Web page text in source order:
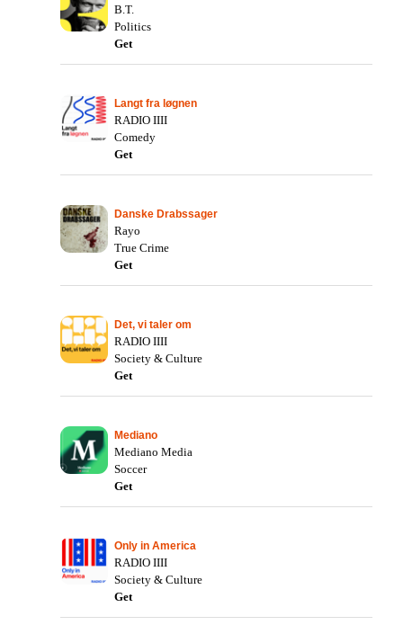
B.T.
Politics
Get
Langt fra løgnen
RADIO IIII
Comedy
Get
Danske Drabssager
Rayo
True Crime
Get
Det, vi taler om
RADIO IIII
Society & Culture
Get
Mediano
Mediano Media
Soccer
Get
Only in America
RADIO IIII
Society & Culture
Get